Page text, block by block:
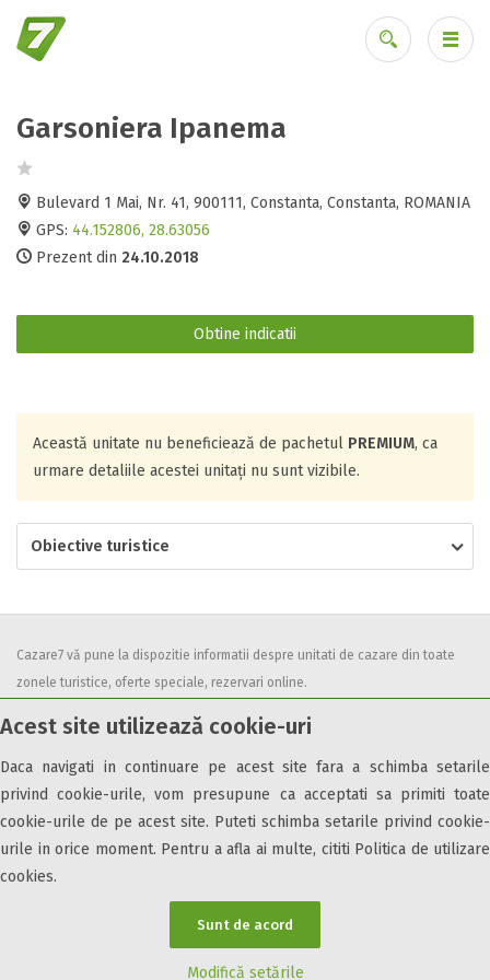
Acest site utilizează cookie-uri
Daca navigati in continuare pe acest site fara a schimba setarile
privind cookie-urile, vom presupune ca acceptati sa primiti toate
cookie-urile de pe acest site. Puteti schimba setarile privind cookie-
urile in orice moment. Pentru a afla ai multe, cititi Politica de utilizare
cookies.
Sunt de acord
Modifică setările
Garsoniera Ipanema
Bulevard 1 Mai, Nr. 41, 900111, Constanta, Constanta, ROMANIA
GPS: 44.152806, 28.63056
Prezent din 24.10.2018
Obtine indicatii
Această unitate nu beneficiează de pachetul PREMIUM, ca
urmare detaliile acestei unitați nu sunt vizibile.
Obiective turistice
Cazare7 vă pune la dispozitie informatii despre unitati de cazare din toate
zonele turistice, oferte speciale, rezervari online.
condițiile de utilizare.
Informații utile Parteneri Cazare7